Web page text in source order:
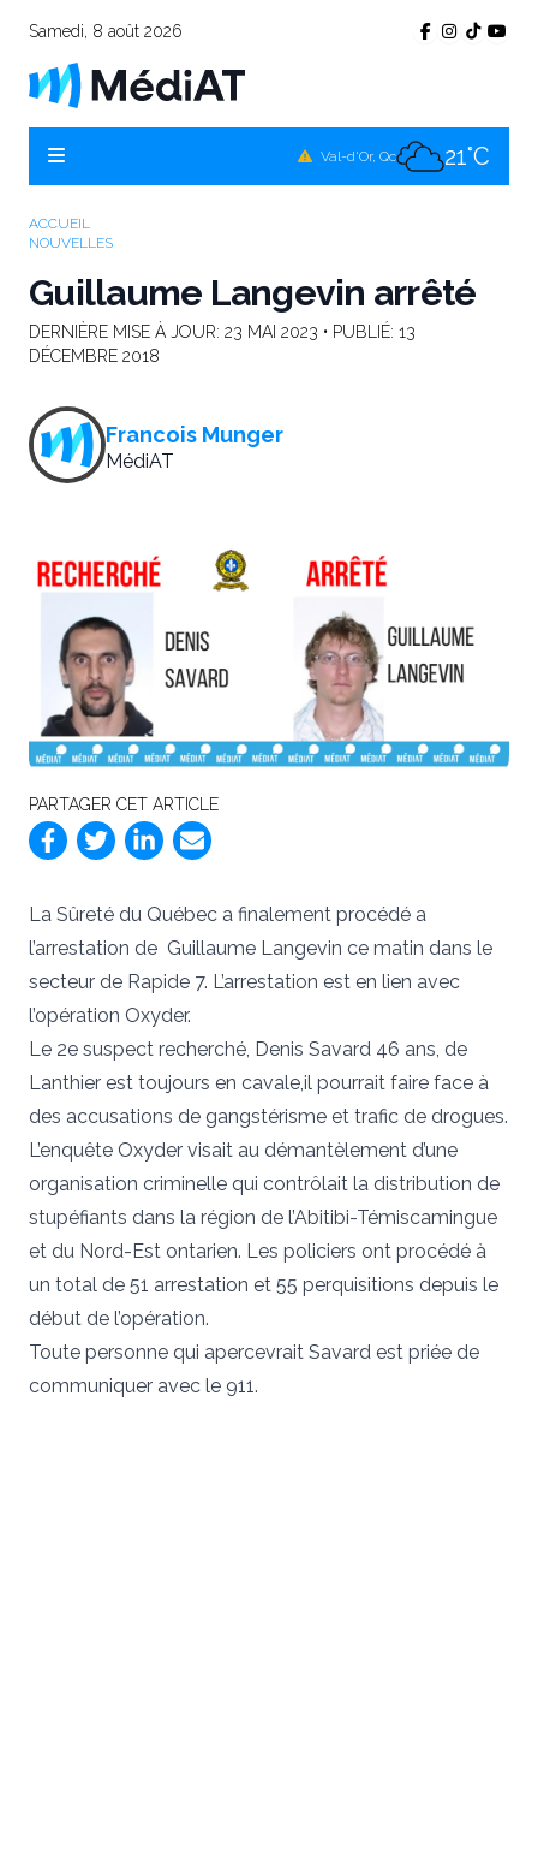
Samedi, 8 août 2026
Val-d'Or, Qc 21°C
ACCUEIL
NOUVELLES
Guillaume Langevin arrêté
DERNIÈRE MISE À JOUR: 23 MAI 2023 • PUBLIÉ: 13
DÉCEMBRE 2018
Francois Munger
MédiAT
PARTAGER CET ARTICLE
La Sûreté du Québec a finalement procédé a
l’arrestation de Guillaume Langevin ce matin dans le
secteur de Rapide 7. L’arrestation est en lien avec
l’opération Oxyder.
Le 2e suspect recherché, Denis Savard 46 ans, de
Lanthier est toujours en cavale,il pourrait faire face à
des accusations de gangstérisme et trafic de drogues.
L’enquête Oxyder visait au démantèlement d’une
organisation criminelle qui contrôlait la distribution de
stupéfiants dans la région de l’Abitibi-Témiscamingue
et du Nord-Est ontarien. Les policiers ont procédé à
un total de 51 arrestation et 55 perquisitions depuis le
début de l’opération.
Toute personne qui apercevrait Savard est priée de
communiquer avec le 911.